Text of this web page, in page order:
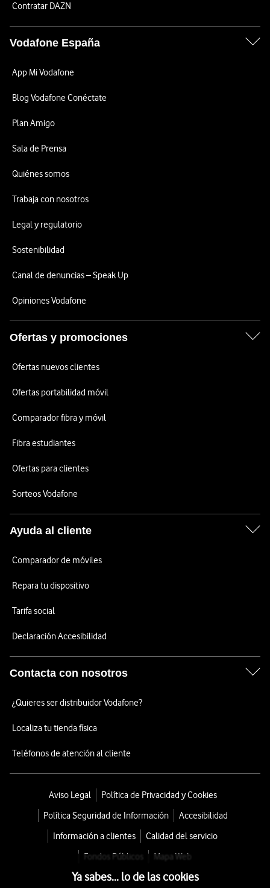
Contratar DAZN
Vodafone España
App Mi Vodafone
Blog Vodafone Conéctate
Plan Amigo
Sala de Prensa
Quiénes somos
Trabaja con nosotros
Legal y regulatorio
Sostenibilidad
Canal de denuncias – Speak Up
Opiniones Vodafone
Ofertas y promociones
Ofertas nuevos clientes
Ofertas portabilidad móvil
Comparador fibra y móvil
Fibra estudiantes
Ofertas para clientes
Sorteos Vodafone
Ayuda al cliente
Comparador de móviles
Repara tu dispositivo
Tarifa social
Declaración Accesibilidad
Contacta con nosotros
¿Quieres ser distribuidor Vodafone?
Localiza tu tienda física
Teléfonos de atención al cliente
Aviso Legal
Política de Privacidad y Cookies
Política Seguridad de Información
Accesibilidad
Información a clientes
Calidad del servicio
Fondos Públicos
Mapa Web
Ya sabes... lo de las cookies